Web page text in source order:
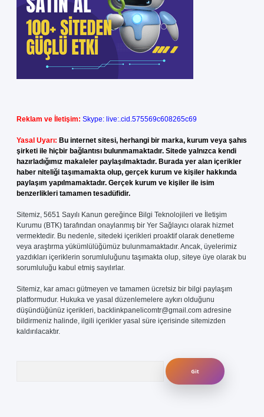
Reklam ve İletişim: Skype: live:.cid.575569c608265c69
Yasal Uyarı: Bu internet sitesi, herhangi bir marka, kurum veya şahıs
şirketi ile hiçbir bağlantısı bulunmamaktadır. Sitede yalnızca kendi
hazırladığımız makaleler paylaşılmaktadır. Burada yer alan içerikler
haber niteliği taşımamakta olup, gerçek kurum ve kişiler hakkında
paylaşım yapılmamaktadır. Gerçek kurum ve kişiler ile isim
benzerlikleri tamamen tesadüfidir.
Sitemiz, 5651 Sayılı Kanun gereğince Bilgi Teknolojileri ve İletişim
Kurumu (BTK) tarafından onaylanmış bir Yer Sağlayıcı olarak hizmet
vermektedir. Bu nedenle, sitedeki içerikleri proaktif olarak denetleme
veya araştırma yükümlülüğümüz bulunmamaktadır. Ancak, üyelerimiz
yazdıkları içeriklerin sorumluluğunu taşımakta olup, siteye üye olarak bu
sorumluluğu kabul etmiş sayılırlar.
Sitemiz, kar amacı gütmeyen ve tamamen ücretsiz bir bilgi paylaşım
platformudur. Hukuka ve yasal düzenlemelere aykırı olduğunu
düşündüğünüz içerikleri, backlinkpanelicomtr@gmail.com adresine
bildirmeniz halinde, ilgili içerikler yasal süre içerisinde sitemizden
kaldırılacaktır.